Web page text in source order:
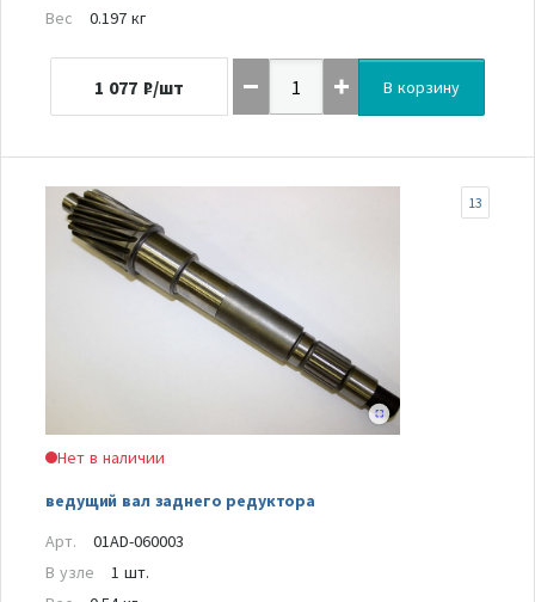
Вес
0.197 кг
1 077 ₽/шт В корзину
Нет в наличии
ведущий вал заднего редуктора
13
Арт.
01AD-060003
В узле
1 шт.